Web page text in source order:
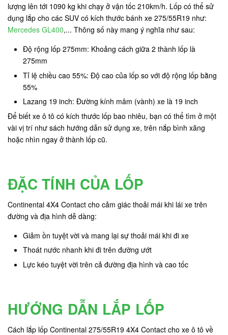
lượng lên tới 1090 kg khi chạy ở vận tốc 210km/h. Lốp có thể sử
dụng lắp cho các SUV có kích thước bánh xe 275/55R19 như:
Mercedes GL400,... Thông số này mang ý nghĩa như sau:
Độ rộng lốp 275mm: Khoảng cách giữa 2 thành lốp là
275mm
Tỉ lệ chiều cao 55%: Độ cao của lốp so với độ rộng lốp bằng
55%
Lazang 19 inch: Đường kính mâm (vành) xe là 19 inch
Để biết xe ô tô có kích thước lốp bao nhiêu, bạn có thể tìm ở một
vài vị trí như sách hướng dẫn sử dụng xe, trên nắp bình xăng
hoặc nhìn ngay ở thành lốp cũ.
ĐẶC TÍNH CỦA LỐP
Continental 4X4 Contact cho cảm giác thoải mái khi lái xe trên
đường và địa hình dễ dàng:
Giảm ồn tuyệt vời và mang lại sự thoải mái khi đi xe
Thoát nước nhanh khi đi trên đường ướt
Lực kéo tuyệt vời trên cả đường địa hình và cao tốc
HƯỚNG DẪN LẮP LỐP
Cách lắp lốp Continental 275/55R19 4X4 Contact cho xe ô tô về